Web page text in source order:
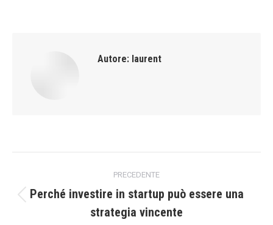
Autore: laurent
tra
PRECEDENTE
precedente:
Perché investire in startup può essere una
strategia vincente